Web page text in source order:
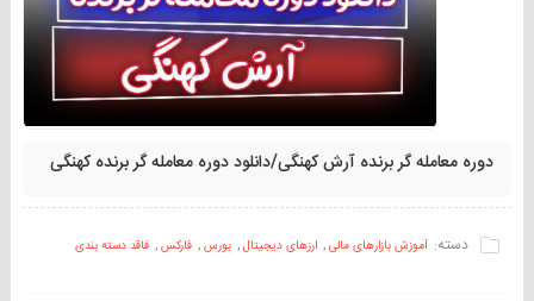
دوره معامله گر برنده آرش کهنگی/دانلود دوره معامله گر برنده کهنگی
دسته: آموزش بازارهای مالی, ارزهای دیجیتال, بورس, فارکس, فاقد دسته بندی